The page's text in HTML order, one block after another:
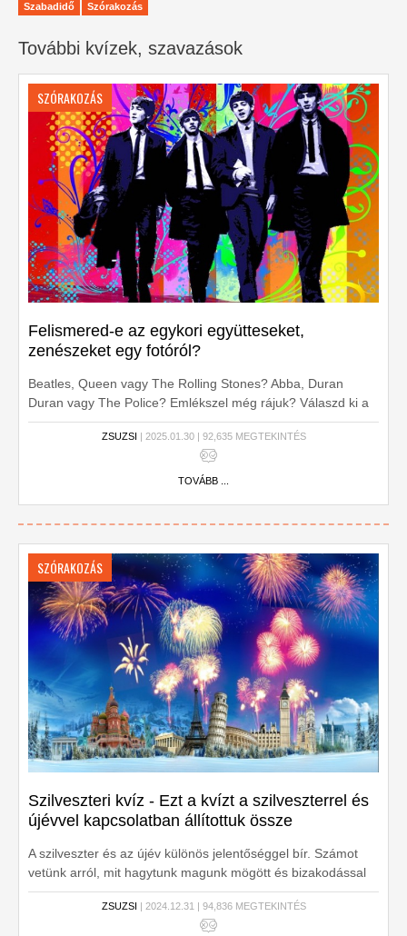
Szabadidő Szórakozás
További kvízek, szavazások
SZÓRAKOZÁS
Felismered-e az egykori együtteseket,
zenészeket egy fotóról?
Beatles, Queen vagy The Rolling Stones? Abba, Duran
Duran vagy The Police? Emlékszel még rájuk? Válaszd ki a
helyes választ!
ZSUZSI | 2025.01.30 | 92,635 MEGTEKINTÉS
TOVÁBB ...
SZÓRAKOZÁS
Szilveszteri kvíz - Ezt a kvízt a szilveszterrel és
újévvel kapcsolatban állítottuk össze
A szilveszter és az újév különös jelentőséggel bír. Számot
vetünk arról, mit hagytunk magunk mögött és bizakodással
tekintünk az új esztendő felé.
ZSUZSI | 2024.12.31 | 94,836 MEGTEKINTÉS